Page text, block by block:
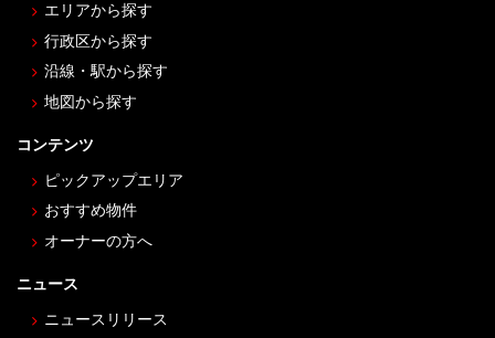
エリアから探す
行政区から探す
沿線・駅から探す
地図から探す
コンテンツ
ピックアップエリア
おすすめ物件
オーナーの方へ
ニュース
ニュースリリース